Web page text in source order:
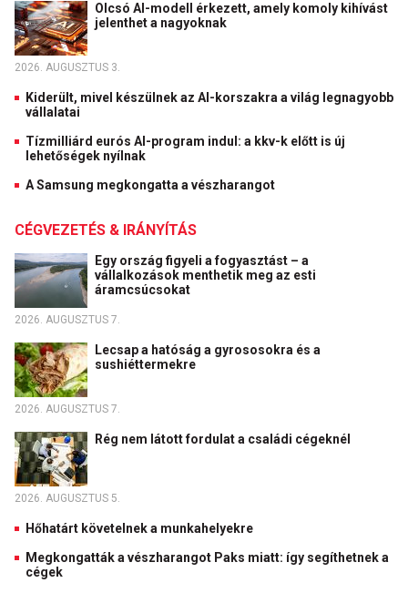
Olcsó AI-modell érkezett, amely komoly kihívást
jelenthet a nagyoknak
2026. AUGUSZTUS 3.
Kiderült, mivel készülnek az AI-korszakra a világ legnagyobb
vállalatai
Tízmilliárd eurós AI-program indul: a kkv-k előtt is új
lehetőségek nyílnak
A Samsung megkongatta a vészharangot
CÉGVEZETÉS & IRÁNYÍTÁS
Egy ország figyeli a fogyasztást – a
vállalkozások menthetik meg az esti
áramcsúcsokat
2026. AUGUSZTUS 7.
Lecsap a hatóság a gyrososokra és a
sushiéttermekre
2026. AUGUSZTUS 7.
Rég nem látott fordulat a családi cégeknél
2026. AUGUSZTUS 5.
Hőhatárt követelnek a munkahelyekre
Megkongatták a vészharangot Paks miatt: így segíthetnek a
cégek